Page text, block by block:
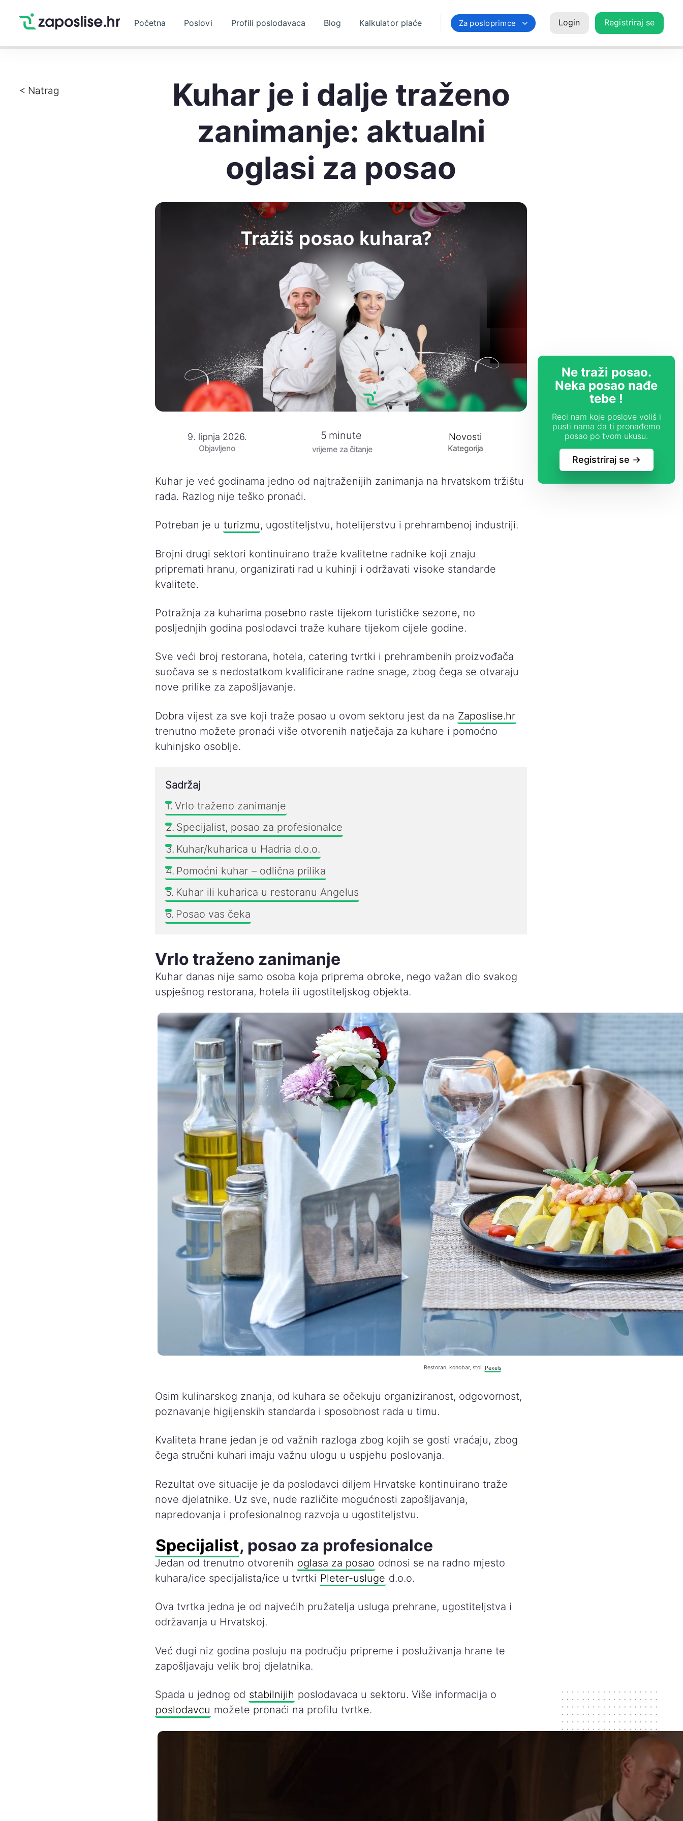
Početna Poslovi Profili poslodavaca Blog Kalkulator plaće Za posloprimce Login Registriraj se
< Natrag
Kuhar je i dalje traženo
zanimanje: aktualni
oglasi za posao
9. lipnja 2026.
Objavljeno vrijeme za čitanje
5 minute Novosti
Kategorija
Kuhar je već godinama jedno od najtraženijih zanimanja na hrvatskom tržištu
rada. Razlog nije teško pronaći.
Potreban je u turizmu , ugostiteljstvu, hotelijerstvu i prehrambenoj industriji.
Brojni drugi sektori kontinuirano traže kvalitetne radnike koji znaju
pripremati hranu, organizirati rad u kuhinji i održavati visoke standarde
kvalitete.
Potražnja za kuharima posebno raste tijekom turističke sezone, no
posljednjih godina poslodavci traže kuhare tijekom cijele godine.
Sve veći broj restorana, hotela, catering tvrtki i prehrambenih proizvođača
suočava se s nedostatkom kvalificirane radne snage, zbog čega se otvaraju
nove prilike za zapošljavanje.
Dobra vijest za sve koji traže posao u ovom sektoru jest da na Zaposlise.hr
trenutno možete pronaći više otvorenih natječaja za kuhare i pomoćno
kuhinjsko osoblje.
Sadržaj
Vrlo traženo zanimanje
Specijalist, posao za profesionalce
Kuhar/kuharica u Hadria d.o.o.
Pomoćni kuhar – odlična prilika
Kuhar ili kuharica u restoranu Angelus
Posao vas čeka
Vrlo traženo zanimanje
Kuhar danas nije samo osoba koja priprema obroke, nego važan dio svakog
uspješnog restorana, hotela ili ugostiteljskog objekta.
Restoran, konobar, stol; Pexels
Osim kulinarskog znanja, od kuhara se očekuju organiziranost, odgovornost,
poznavanje higijenskih standarda i sposobnost rada u timu.
Kvaliteta hrane jedan je od važnih razloga zbog kojih se gosti vraćaju, zbog
čega stručni kuhari imaju važnu ulogu u uspjehu poslovanja.
Rezultat ove situacije je da poslodavci diljem Hrvatske kontinuirano traže
nove djelatnike. Uz sve, nude različite mogućnosti zapošljavanja,
napredovanja i profesionalnog razvoja u ugostiteljstvu.
Specijalist, posao za profesionalce
Jedan od trenutno otvorenih oglasa za posao odnosi se na radno mjesto
kuhara/ice specijalista/ice u tvrtki Pleter-usluge d.o.o.
Ova tvrtka jedna je od najvećih pružatelja usluga prehrane, ugostiteljstva i
održavanja u Hrvatskoj.
Već dugi niz godina posluju na području pripreme i posluživanja hrane te
zapošljavaju velik broj djelatnika.
Spada u jednog od stabilnijih poslodavaca u sektoru. Više informacija o
poslodavcu možete pronaći na profilu tvrtke.
Ne traži posao.
Neka posao nađe
tebe !
Reci nam koje poslove voliš i
pusti nama da ti pronađemo
posao po tvom ukusu.
Registriraj se ->